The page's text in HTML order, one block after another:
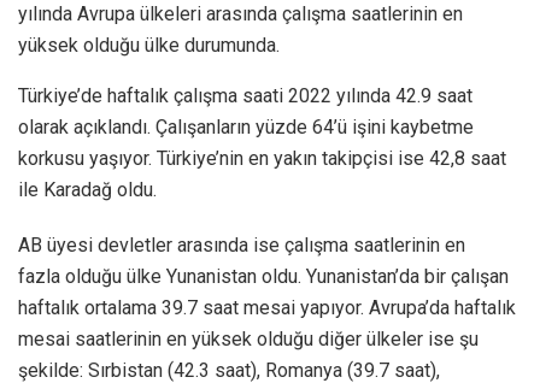
yılında Avrupa ülkeleri arasında çalışma saatlerinin en
yüksek olduğu ülke durumunda.
Türkiye’de haftalık çalışma saati 2022 yılında 42.9 saat
olarak açıklandı. Çalışanların yüzde 64’ü işini kaybetme
korkusu yaşıyor. Türkiye’nin en yakın takipçisi ise 42,8 saat
ile Karadağ oldu.
AB üyesi devletler arasında ise çalışma saatlerinin en
fazla olduğu ülke Yunanistan oldu. Yunanistan’da bir çalışan
haftalık ortalama 39.7 saat mesai yapıyor. Avrupa’da haftalık
mesai saatlerinin en yüksek olduğu diğer ülkeler ise şu
şekilde: Sırbistan (42.3 saat), Romanya (39.7 saat),